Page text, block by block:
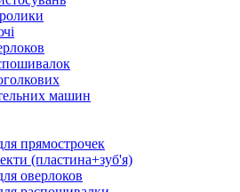
машин
прямострочек
(пластина+зуб'я)
оверлоков